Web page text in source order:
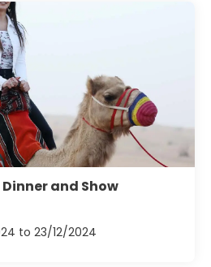
and Show
to 23/12/2024